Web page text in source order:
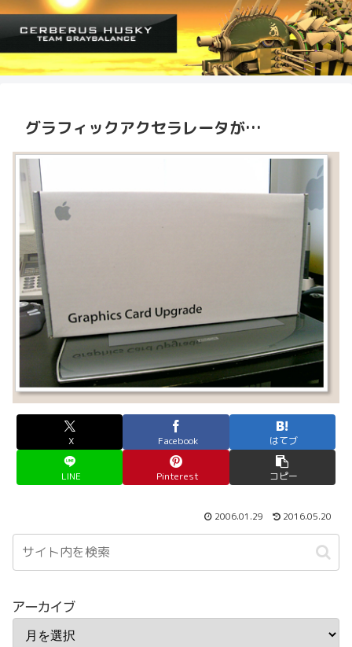
グラフィックアクセラレータが…
X Facebook はてブ
LINE Pinterest コピー
2006.01.29 2016.05.20
アーカイブ